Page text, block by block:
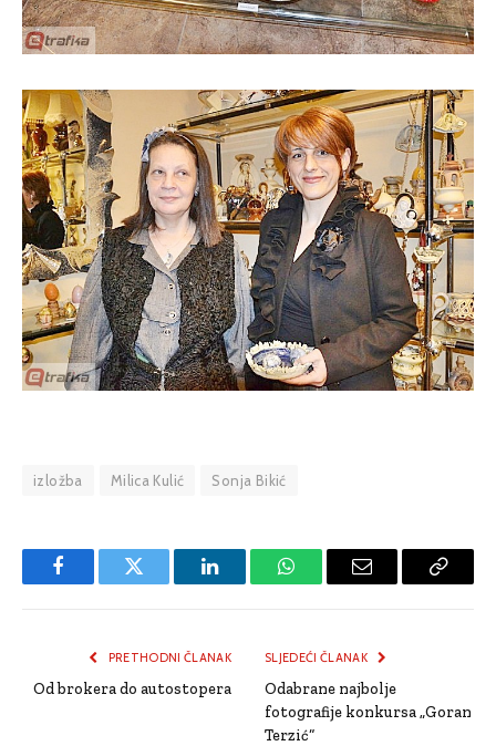
izložba Milica Kulić Sonja Bikić
FacebookTwitter LinkedInWhatsAppEmail
Copy
PRETHODNI ČLANAK
Od brokera do autostopera
SLJEDEĆI ČLANAK
Odabrane najbolje
fotografije konkursa „Goran
Terzić“